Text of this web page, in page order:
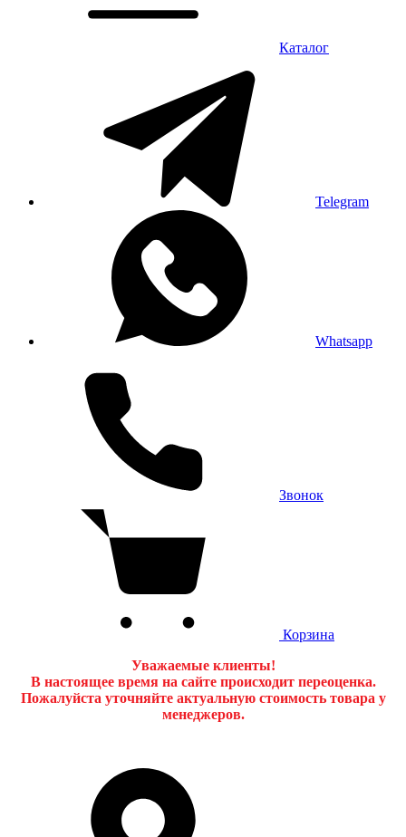
Каталог
Telegram
Whatsapp
Звонок
Корзина
Уважаемые клиенты!
В настоящее время на сайте происходит переоценка.
Пожалуйста уточняйте актуальную стоимость товара у
менеджеров.